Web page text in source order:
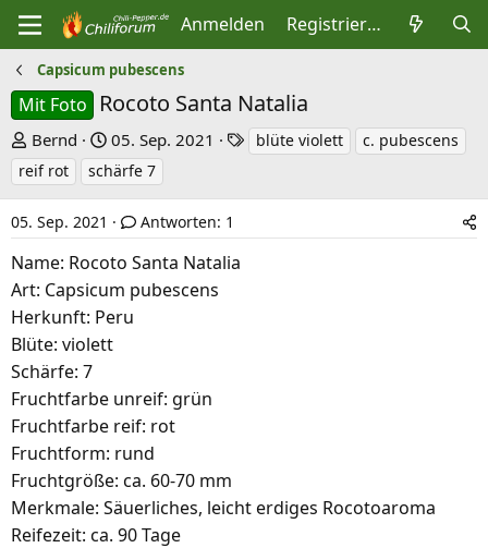
Anmelden Registrieren
Capsicum pubescens
Mit Foto Rocoto Santa Natalia
E
r
s
e
l
l
e
r
Bernd
E
r
s
t
e
l
l
t
a
05. Sep. 2021
a
blüte violett
c. pubescens
reif rot
schärfe 7
05. Sep. 2021 Antworten: 1
Name: Rocoto Santa Natalia
Art: Capsicum pubescens
Herkunft: Peru
Blüte: violett
Schärfe: 7
Fruchtfarbe unreif: grün
Fruchtfarbe reif: rot
Fruchtform: rund
Fruchtgröße: ca. 60-70 mm
Merkmale: Säuerliches, leicht erdiges Rocotoaroma
Reifezeit: ca. 90 Tage